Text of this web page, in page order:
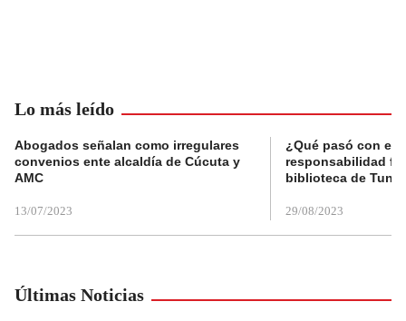
Lo más leído
Abogados señalan como irregulares
convenios ente alcaldía de Cúcuta y
AMC
13/07/2023
¿Qué pasó con el
responsabilidad
biblioteca de
29/08/2023
Últimas Noticias